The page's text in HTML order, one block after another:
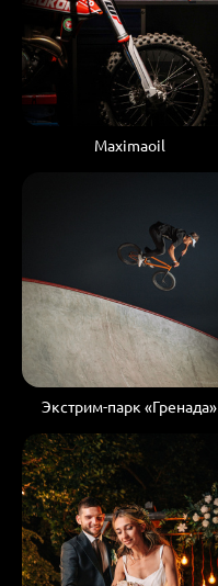
Maximaoil
Экстрим-парк «Гренада»